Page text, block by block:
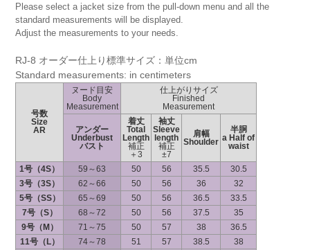
Please select a jacket size from the pull-down menu and all the
standard measurements will be displayed.
Adjust the measurements to your needs.
RJ-8 オーダー仕上り標準サイズ：単位cm
Standard measurements: in centimeters
号数
Size
AR
ヌード目安
Body
Measurement
仕上がりサイズ
Finished
Measurement
アンダー
Underbust
バスト
着丈
Total
Length
補正
＋3
袖丈
Sleeve
length
補正
±7
肩幅
Shoulder
半胴
a Half of
waist
1号（4S） 59～63 50 56 35.5
30.5
3号（3S）
62～66 50 56 36
32
5号（SS）
65～69 50 56 36.5
33.5
7号（S）
68～72 50 56 37.5
35
9号（M）
71～75 50 57 38
36.5
11号（L）
74～78 51 57 38.5
38